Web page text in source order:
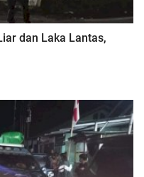
dan Laka Lantas,